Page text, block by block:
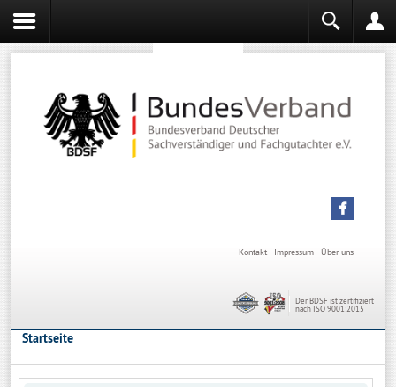
Über uns
Impressum
Kontakt
Der BDSF ist zertifiziert
nach ISO 9001:2015
Startseite